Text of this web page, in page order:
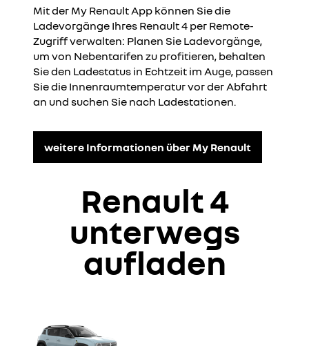
Mit der My Renault App können Sie die
Ladevorgänge Ihres Renault 4 per Remote-
Zugriff verwalten: Planen Sie Ladevorgänge,
um von Nebentarifen zu profitieren, behalten
Sie den Ladestatus in Echtzeit im Auge, passen
Sie die Innenraumtemperatur vor der Abfahrt
an und suchen Sie nach Ladestationen.
weitere Informationen über My Renault
Renault 4
unterwegs
aufladen